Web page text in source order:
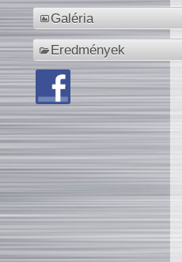
Galéria
Eredmények